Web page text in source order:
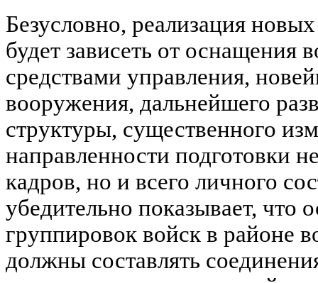
Безусловно, реализация
будет зависеть от оснащения
средствами управления,
вооружения, дальнейшего
структуры, существенного
направленности подготовки
кадров, но и всего личного
убедительно показывает, что
группировок войск в районе
должны составлять